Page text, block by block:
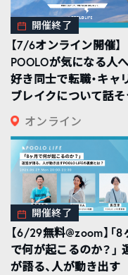
開催終了
【7/6オンライン開催】
POOLOが気になる人
好き同士で転職・キャ
ブレイクについて話そ
オンライン
開催終了
【6/29無料@zoom】「8
で何が起こるのか？」
が語る、人が動き出す